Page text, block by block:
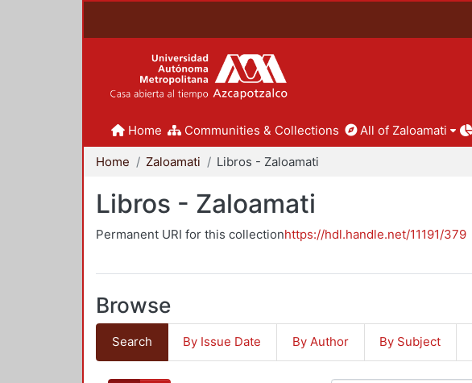
Home Communities & Collections All of Zaloamati
Home Zaloamati Libros - Zaloamati
Libros - Zaloamati
Permanent URI for this collectionhttps://hdl.handle.net/11191/379
Browse
Search By Issue Date By Author By Subject